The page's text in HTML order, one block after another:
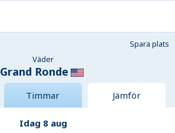
Spara plats
Väder
Grand Ronde
Timmar Jämför
Idag 8 aug